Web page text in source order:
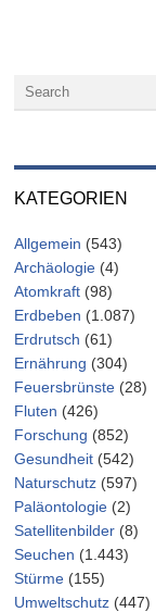
KATEGORIEN
Allgemein (543)
Archäologie (4)
Atomkraft (98)
Erdbeben (1.087)
Erdrutsch (61)
Ernährung (304)
Feuersbrünste (28)
Fluten (426)
Forschung (852)
Gesundheit (542)
Naturschutz (597)
Paläontologie (2)
Satellitenbilder (8)
Seuchen (1.443)
Stürme (155)
Umweltschutz (447)